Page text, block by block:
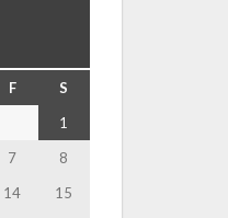
F
S
1
7
8
14
15